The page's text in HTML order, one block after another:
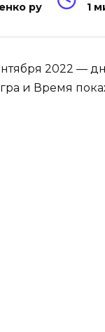
ру 1
2022 —
и Время